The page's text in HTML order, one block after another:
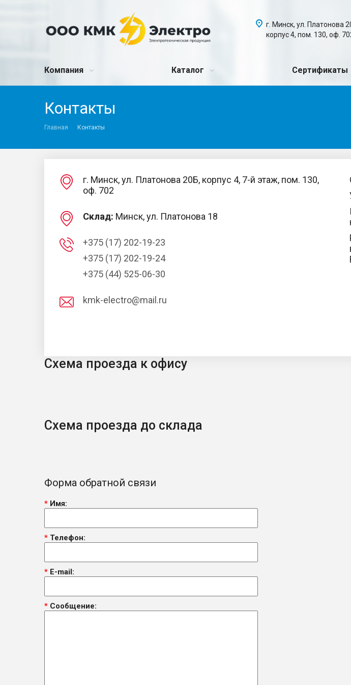
г. Минск, ул. Платонова
корпус 4, пом. 130, оф.
Компания Каталог Сертификаты
Контакты
Главная Контакты
г. Минск, ул. Платонова 20Б, корпус 4, 7-й этаж, пом. 130,
оф. 702
Склад: Минск, ул. Платонова 18
+375 (17) 202-19-23
+375 (17) 202-19-24
+375 (44) 525-06-30
kmk-electro@mail.ru
Схема проезда к офису
Схема проезда до склада
Форма обратной связи
* Имя:
* Телефон:
* E-mail:
* Сообщение: